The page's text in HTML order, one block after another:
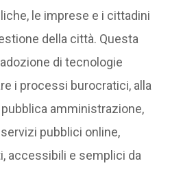
le imprese e i cittadini
della città. Questa
di tecnologie
i processi burocratici, alla
amministrazione,
pubblici online,
accessibili e semplici da